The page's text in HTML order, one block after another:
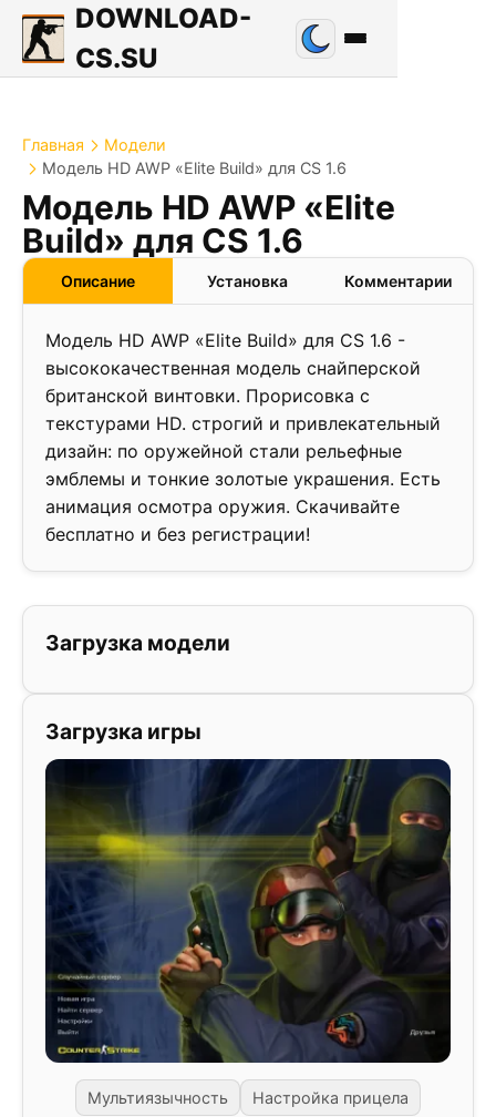
DOWNLOAD-
CS.SU
Главная
Модели
Модель HD AWP «Elite Build» для CS 1.6
Модель HD AWP «Elite
Build» для CS 1.6
Описание Установка Комментарии
Модель HD AWP «Elite Build» для CS 1.6 -
высококачественная модель снайперской
британской винтовки. Прорисовка с
текстурами HD. строгий и привлекательный
дизайн: по оружейной стали рельефные
эмблемы и тонкие золотые украшения. Есть
анимация осмотра оружия. Скачивайте
бесплатно и без регистрации!
Загрузка модели
Загрузка игры
Мультиязычность Настройка прицела